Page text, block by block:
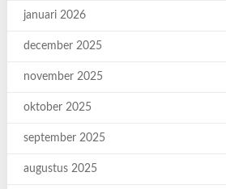
januari 2026
december 2025
november 2025
oktober 2025
september 2025
augustus 2025